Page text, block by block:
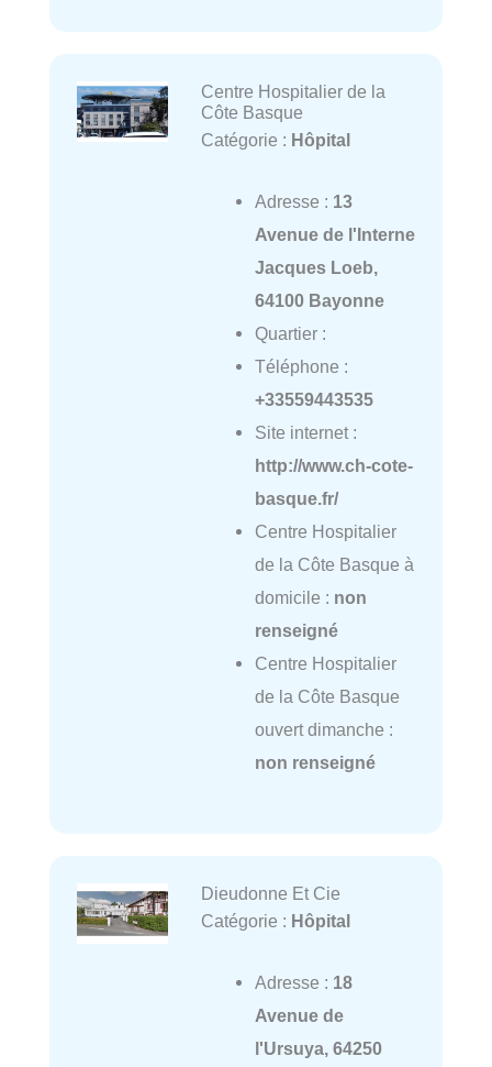
Centre Hospitalier de la
Côte Basque
Catégorie : Hôpital
Adresse : 13
Avenue de l'Interne
Jacques Loeb,
64100 Bayonne
Quartier :
Téléphone :
+33559443535
Site internet :
http://www.ch-cote-
basque.fr/
Centre Hospitalier
de la Côte Basque à
domicile : non
renseigné
Centre Hospitalier
de la Côte Basque
ouvert dimanche :
non renseigné
Dieudonne Et Cie
Catégorie : Hôpital
Adresse : 18
Avenue de
l'Ursuya, 64250